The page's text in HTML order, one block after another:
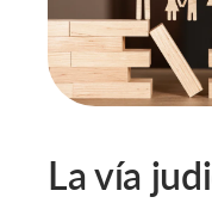
La vía